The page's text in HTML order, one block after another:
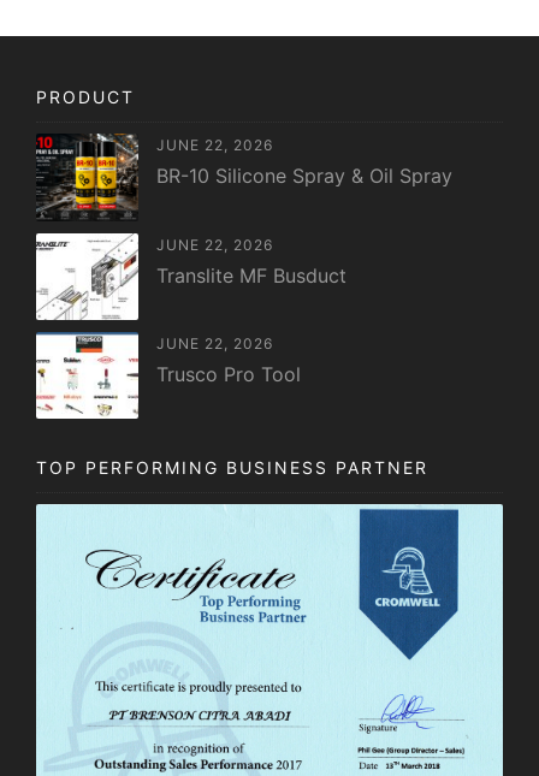
PRODUCT
JUNE 22, 2026
BR-10 Silicone Spray & Oil Spray
JUNE 22, 2026
Translite MF Busduct
JUNE 22, 2026
Trusco Pro Tool
TOP PERFORMING BUSINESS PARTNER